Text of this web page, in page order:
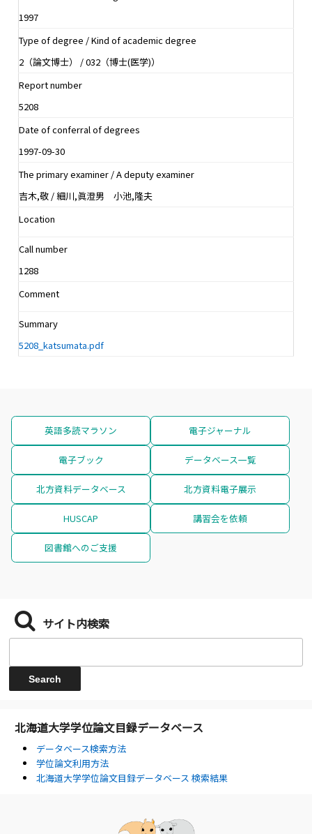
1997
Type of degree / Kind of academic degree
2（論文博士） / 032（博士(医学)）
Report number
5208
Date of conferral of degrees
1997-09-30
The primary examiner / A deputy examiner
吉木,敬 / 細川,眞澄男 小池,隆夫
Location
Call number
1288
Comment
Summary
5208_katsumata.pdf
英語多読マラソン 電子ジャーナル
電子ブック データベース一覧
北方資料データベース 北方資料電子展示
HUSCAP 講習会を依頼
図書館へのご支援
サイト内検索
北海道大学学位論文目録データベース
データベース検索方法
学位論文利用方法
北海道大学学位論文目録データベース 検索結果